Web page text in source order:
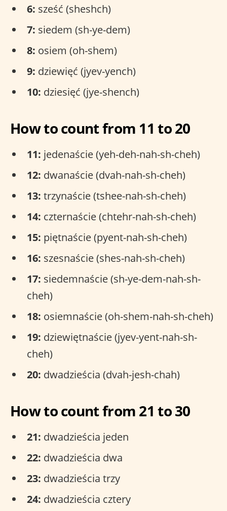
6: sześć (sheshch)
7: siedem (sh-ye-dem)
8: osiem (oh-shem)
9: dziewięć (jyev-yench)
10: dziesięć (jye-shench)
How to count from 11 to 20
11: jedenaście (yeh-deh-nah-sh-cheh)
12: dwanaście (dvah-nah-sh-cheh)
13: trzynaście (tshee-nah-sh-cheh)
14: czternaście (chtehr-nah-sh-cheh)
15: piętnaście (pyent-nah-sh-cheh)
16: szesnaście (shes-nah-sh-cheh)
17: siedemnaście (sh-ye-dem-nah-sh-
cheh)
18: osiemnaście (oh-shem-nah-sh-cheh)
19: dziewiętnaście (jyev-yent-nah-sh-
cheh)
20: dwadzieścia (dvah-jesh-chah)
How to count from 21 to 30
21: dwadzieścia jeden
22: dwadzieścia dwa
23: dwadzieścia trzy
24: dwadzieścia cztery